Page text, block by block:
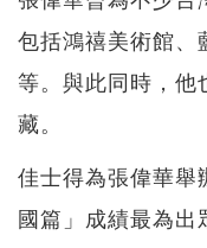
包括鴻禧美術館、
等。與此同時，他
藏。
佳士得為張偉華舉
國篇」成績最為出